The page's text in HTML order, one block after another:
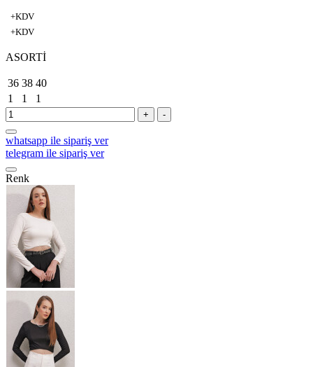
+KDV
+KDV
ASORTİ
36 38 40
1
1 1
+ -
whatsapp ile sipariş ver
telegram ile sipariş ver
Renk